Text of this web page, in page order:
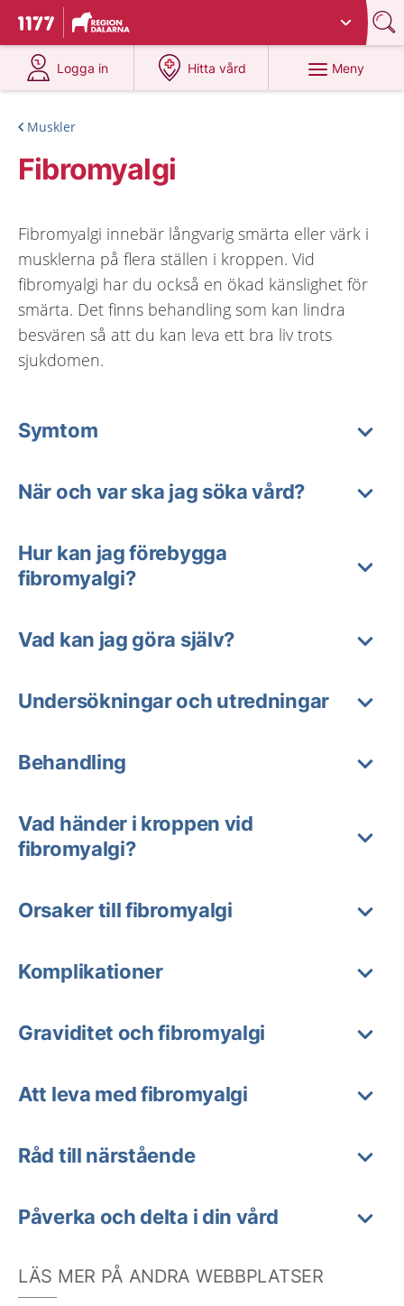
Till startsidan för 1177
Du har valt region
Logga in
på 1177.se
Hitta vård
på 1177.se
Meny
Muskler
Fibromyalgi
Fibromyalgi innebär långvarig smärta eller värk i
musklerna på flera ställen i kroppen. Vid
fibromyalgi har du också en ökad känslighet för
smärta. Det finns behandling som kan lindra
besvären så att du kan leva ett bra liv trots
sjukdomen.
Symtom
När och var ska jag söka vård?
Hur kan jag förebygga
fibromyalgi?
Vad kan jag göra själv?
Undersökningar och utredningar
Behandling
Vad händer i kroppen vid
fibromyalgi?
Orsaker till fibromyalgi
Komplikationer
Graviditet och fibromyalgi
Att leva med fibromyalgi
Råd till närstående
Påverka och delta i din vård
LÄS MER PÅ ANDRA WEBBPLATSER